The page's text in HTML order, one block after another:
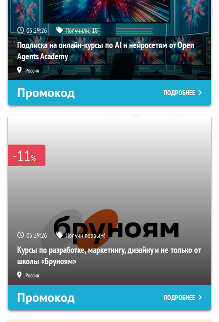
05:29:25 Получили:18
Подписка на онлайн-курсы по AI и нейросетям от Open
Agents Academy
Россия
Промокод ПОДРОБНЕЕ
-11%
05:29:25 Получи первым!
Курсы по разработке, маркетингу, дизайну и не только от
школы «Бруноям»
Россия
Промокод ПОДРОБНЕЕ